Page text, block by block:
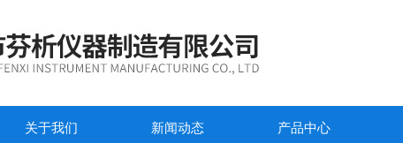
关于我们 新闻动态 产品中心